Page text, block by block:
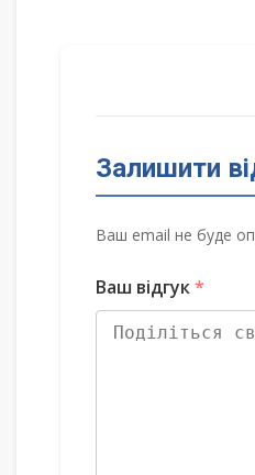
Залишити
Ваш email не буде
Ваш відгук*